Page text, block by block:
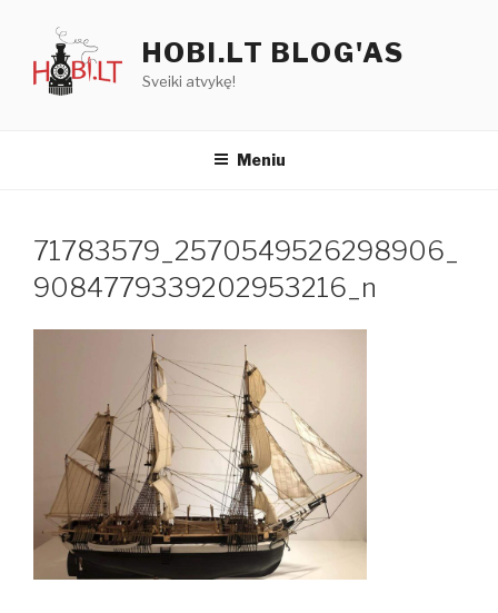
turinio
HOBI.LT BLOG'AS
Sveiki atvykę!
Meniu
71783579_2570549526298906_
9084779339202953216_n